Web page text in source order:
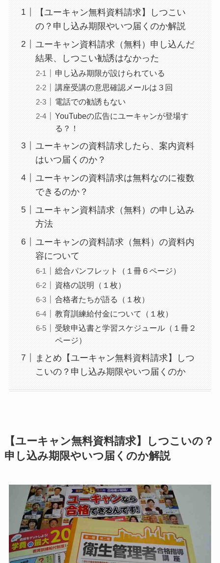
【ユーキャン無料資料請求】しつこい
の？申し込み期限やいつ届くのか解説
ユーキャン資料請求（無料）申し込んだ
結果、しつこい勧誘はなかった
申し込み期限が設けられている
講座受講の意思確認メールは３回
電話での勧誘もない
YouTubeの広告にユーキャンが登場す
る？！
ユーキャンの資料請求したら、案内資料
はいつ届くのか？
ユーキャンの資料請求は無料なのに複数
できるのか？
ユーキャン資料請求（無料）の申し込み
方法
ユーキャンの資料請求（無料）の資料内
容について
総合パンフレット（１冊６ページ）
資格の説明（１枚）
合格者たちが語る（１枚）
教育訓練給付金について（１枚）
受験申込書と学習スケジュール（１冊２
ページ）
まとめ【ユーキャン無料資料請求】しつ
こいの？申し込み期限やいつ届くのか
【ユーキャン無料資料請求】しつこいの？
申し込み期限やいつ届くのか解説